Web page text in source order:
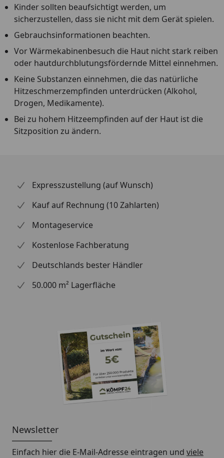
Kinder sollten beaufsichtigt werden, um
sicherzustellen, dass sie nicht mit dem Gerät spielen.
Gebrauchsinformationen beachten.
Vor Wärmekabinenbesuch die Haut nicht stark reiben
oder hautdurchblutungsfördernde Mittel einnehmen.
Keine Substanzen einnehmen, die das natürliche
Hitzeschmerzempfinden unterdrücken (Alkohol,
Drogen, Medikamente).
Bei zu hohem Hitzeempfinden auf der Haut ist die
Sitzposition zu ändern.
Expresszustellung (auf Wunsch)
Kauf auf Rechnung (10 Zahlarten)
Montageservice
Kostenlose Fachberatung
Deutschlands bester Händler
50.000 m² Lagerfläche
Newsletter
Einfach hier die E-Mail-Adresse eintragen und viele